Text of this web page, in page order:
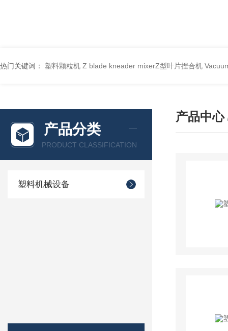
热门关键词： 塑料颗粒机 Z blade kneader mixerZ型叶片捏合机
产品分类
PRODUCT CLASSIFICATION
塑料机械设备
产品中心